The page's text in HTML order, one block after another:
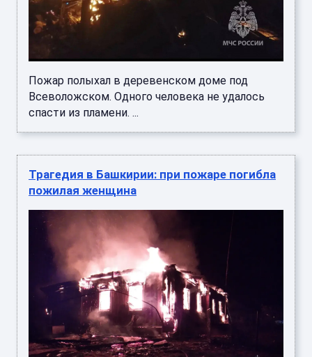
Пожар полыхал в деревенском доме под
Всеволожском. Одного человека не удалось
спасти из пламени. ...
Трагедия в Башкирии: при пожаре погибла
пожилая женщина